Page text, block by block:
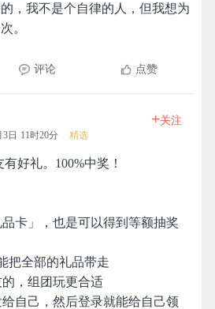
，我不是个自律的人，但我想为
。
评论 点赞
3日 11时20分 精选
+关注
好礼。100%中奖！
卡」，也是可以得到等额抽奖
把全部的礼品带走
，组团玩更合适
自己，然后登录就能给自己领